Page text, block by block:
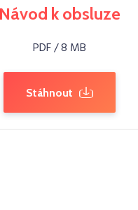
Návod k obsluze
PDF / 8 MB
Stáhnout